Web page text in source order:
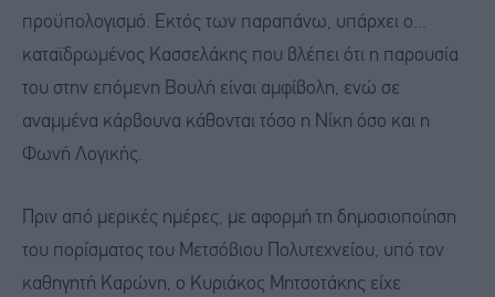
προϋπολογισμό. Εκτός των παραπάνω, υπάρχει ο...
καταϊδρωμένος Κασσελάκης που βλέπει ότι η παρουσία
του στην επόμενη Βουλή είναι αμφίβολη, ενώ σε
αναμμένα κάρβουνα κάθονται τόσο η Νίκη όσο και η
Φωνή Λογικής.
Πριν από μερικές ημέρες, με αφορμή τη δημοσιοποίηση
του πορίσματος του Μετσόβιου Πολυτεχνείου, υπό τον
καθηγητή Καρώνη, ο Κυριάκος Μητσοτάκης είχε